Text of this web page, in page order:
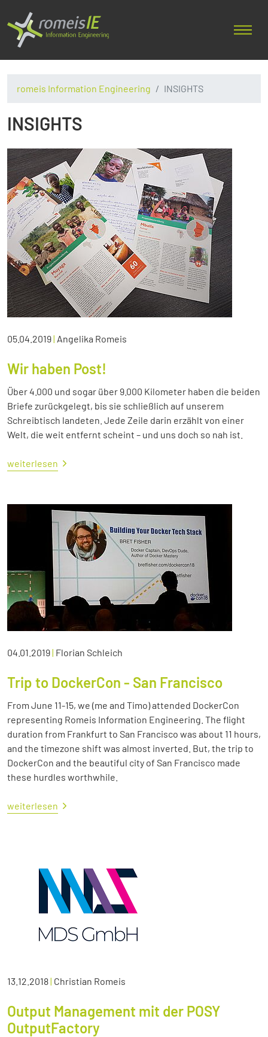
romeis Information Engineering INSIGHTS
INSIGHTS
05.04.2019| Angelika Romeis
Wir haben Post!
Über 4.000 und sogar über 9.000 Kilometer haben die beiden
Briefe zurückgelegt, bis sie schließlich auf unserem
Schreibtisch landeten. Jede Zeile darin erzählt von einer
Welt, die weit entfernt scheint – und uns doch so nah ist.
weiterlesen
04.01.2019| Florian Schleich
Trip to DockerCon - San Francisco
From June 11-15, we (me and Timo) attended DockerCon
representing Romeis Information Engineering. The flight
duration from Frankfurt to San Francisco was about 11 hours,
and the timezone shift was almost inverted. But, the trip to
DockerCon and the beautiful city of San Francisco made
these hurdles worthwhile.
weiterlesen
13.12.2018| Christian Romeis
Output Management mit der POSY
OutputFactory